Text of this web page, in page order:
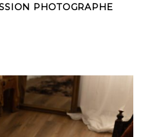
PHOTOGRAPHE